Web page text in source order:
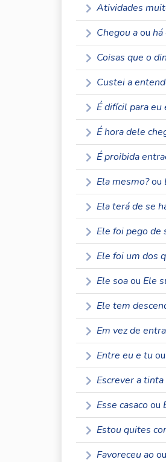
Atividades
Chegou aou há
Coisas que o
Custei a
É difícil para eu
É hora dele
É proibida
Ela mesmo?ou
Ela terá de se
Ele foi pego de
Ele foi um dos
Ele soaou Ele
Ele tem
Em vez de
Entre eu e tuou
Escrever a tinta
Esse casacoou
Estou quites
Favoreceu aoou